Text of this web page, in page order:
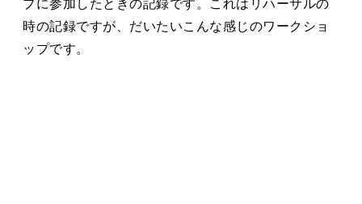
プに参加したときの記録です。これはリハーサルの
時の記録ですが、だいたいこんな感じのワークショ
ップです。